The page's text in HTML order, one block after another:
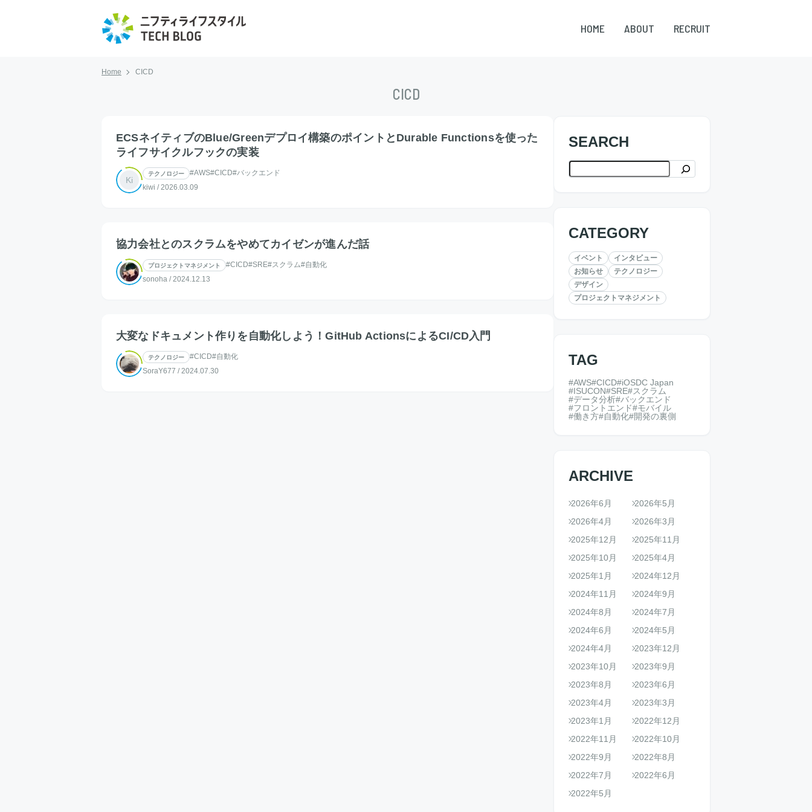
HOME ABOUT RECRUIT
Home CICD
CICD
ECSネイティブのBlue/Greenデプロイ構築のポイントとDurable Functionsを使った
ライフサイクルフックの実装
Ki
テクノロジー #AWS#CICD#バックエンド
kiwi / 2026.03.09
協力会社とのスクラムをやめてカイゼンが進んだ話
プロジェクトマネジメント #CICD#SRE#スクラム#自動化
sonoha / 2024.12.13
大変なドキュメント作りを自動化しよう！GitHub ActionsによるCI/CD入門
テクノロジー #CICD#自動化
SoraY677 / 2024.07.30
SEARCH
検索
CATEGORY
イベント
インタビュー
お知らせ
テクノロジー
デザイン
プロジェクトマネジメント
TAG
AWS CICD iOSDC Japan
ISUCON
SRE スクラム
データ分析 バックエンド
フロントエンド
モバイル
働き方
自動化 開発の裏側
ARCHIVE
2026年6月
2026年5月
2026年4月
2026年3月
2025年12月
2025年11月
2025年10月
2025年4月
2025年1月
2024年12月
2024年11月
2024年9月
2024年8月
2024年7月
2024年6月
2024年5月
2024年4月
2023年12月
2023年10月
2023年9月
2023年8月
2023年6月
2023年4月
2023年3月
2023年1月
2022年12月
2022年11月
2022年10月
2022年9月
2022年8月
2022年7月
2022年6月
2022年5月